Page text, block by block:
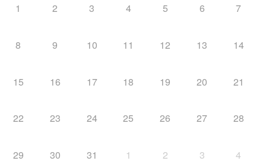
1
2 3 4 5 6 7
8 9 10 11 12 13 14
15 16 17 18 19 20 21
22 23 24 25 26 27 28
29 30 31 1 2 3 4